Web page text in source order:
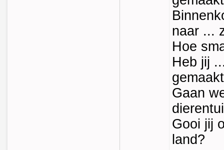
naar ...
Hoe
Heb jij
Gaan
Gooi jij
land?